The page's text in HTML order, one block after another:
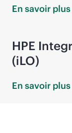
En savoir plus
HPE
(iLO)
En savoir plus